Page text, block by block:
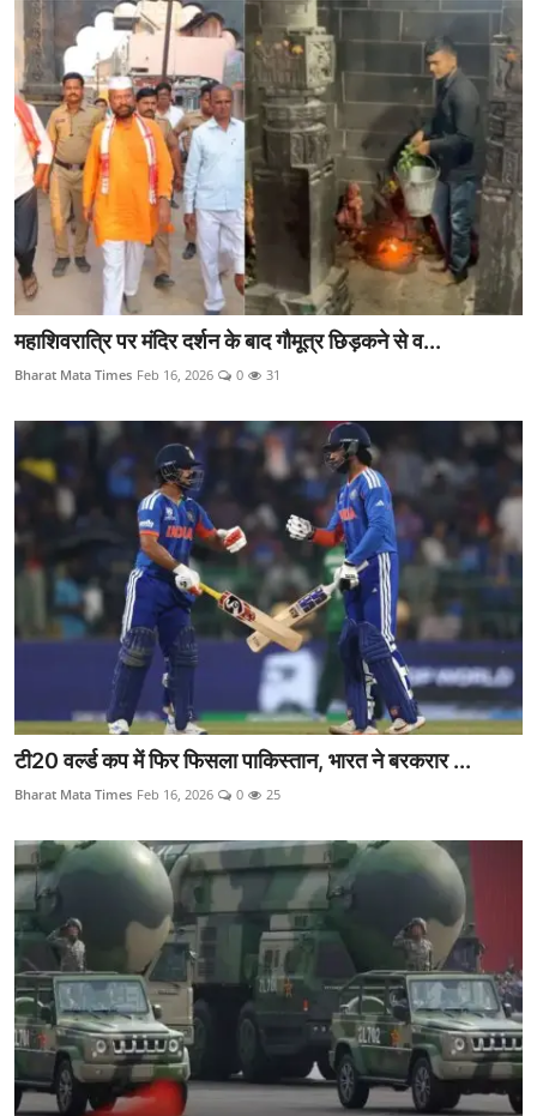
महाशिवरात्रि पर मंदिर दर्शन के बाद गौमूत्र छिड़कने से व...
Bharat Mata Times Feb 16, 2026 0 31
टी20 वर्ल्ड कप में फिर फिसला पाकिस्तान, भारत ने बरकरार ...
Bharat Mata Times Feb 16, 2026 0 25